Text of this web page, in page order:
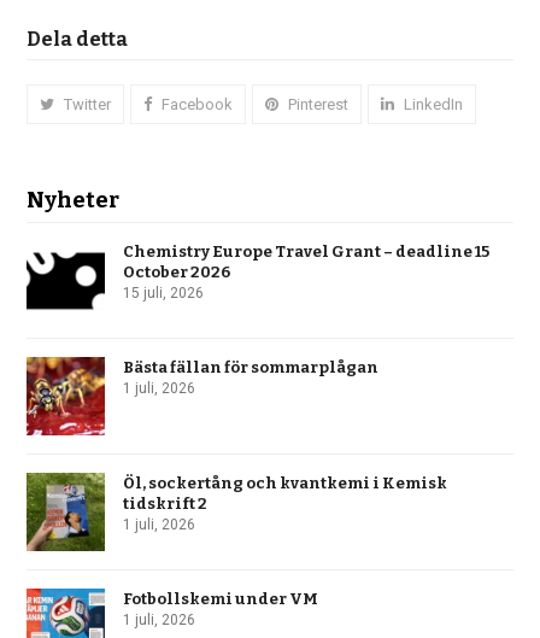
Dela detta
Twitter Facebook Pinterest LinkedIn
Nyheter
Chemistry Europe Travel Grant – deadline 15
October 2026
15 juli, 2026
Bästa fällan för sommarplågan
1 juli, 2026
Öl, sockertång och kvantkemi i Kemisk
tidskrift 2
1 juli, 2026
Fotbollskemi under VM
1 juli, 2026